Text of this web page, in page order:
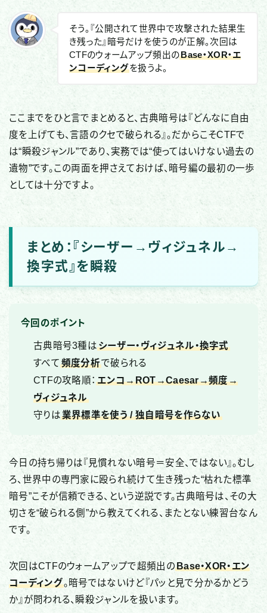
そう。『公開されて世界中で攻撃された結果生
き残った』暗号だけを使うのが正解。次回は
CTFのウォームアップ頻出のBase・XOR・エ
ンコーディングを扱うよ。
ここまでをひと言でまとめると、古典暗号は『どんなに自由
度を上げても、言語のクセで破られる』。だからこそCTFで
は“瞬殺ジャンル”であり、実務では“使ってはいけない過去の
遺物”です。この両面を押さえておけば、暗号編の最初の一歩
としては十分ですよ。
まとめ：『シーザー→ヴィジュネル→
換字式』を瞬殺
今回のポイント
古典暗号3種はシーザー・ヴィジュネル・換字式
すべて 頻度分析で破られる
CTFの攻略順：エンコ→ROT→Caesar→頻度→
ヴィジュネル
守りは業界標準を使う / 独自暗号を作らない
今日の持ち帰りは『見慣れない暗号＝安全、ではない』。むし
ろ、世界中の専門家に殴られ続けて生き残った“枯れた標準
暗号”こそが信頼できる、という逆説です。古典暗号は、その大
切さを“破られる側”から教えてくれる、またとない練習台なん
です。
次回はCTFのウォームアップで超頻出のBase・XOR・エン
コーディング。暗号ではないけど『パッと見で分かるかどう
か』が問われる、瞬殺ジャンルを扱います。